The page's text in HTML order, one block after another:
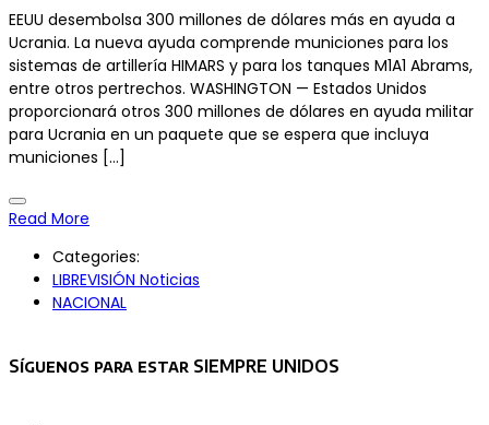
EEUU desembolsa 300 millones de dólares más en ayuda a
Ucrania. La nueva ayuda comprende municiones para los
sistemas de artillería HIMARS y para los tanques M1A1 Abrams,
entre otros pertrechos. WASHINGTON — Estados Unidos
proporcionará otros 300 millones de dólares en ayuda militar
para Ucrania en un paquete que se espera que incluya
municiones […]
Read More
Categories:
LIBREVISIÓN Noticias
NACIONAL
Asides
Síguenos para estar SIEMPRE UNIDOS